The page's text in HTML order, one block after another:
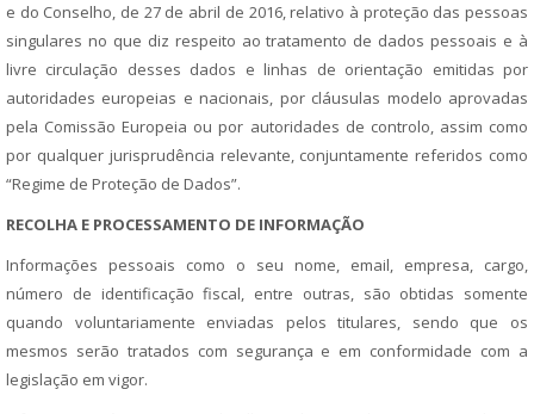
e do Conselho, de 27 de abril de 2016, relativo à proteção das pessoas
singulares no que diz respeito ao tratamento de dados pessoais e à
livre circulação desses dados e linhas de orientação emitidas por
autoridades europeias e nacionais, por cláusulas modelo aprovadas
pela Comissão Europeia ou por autoridades de controlo, assim como
por qualquer jurisprudência relevante, conjuntamente referidos como
“Regime de Proteção de Dados”.
RECOLHA E PROCESSAMENTO DE INFORMAÇÃO
Informações pessoais como o seu nome, email, empresa, cargo,
número de identificação fiscal, entre outras, são obtidas somente
quando voluntariamente enviadas pelos titulares, sendo que os
mesmos serão tratados com segurança e em conformidade com a
legislação em vigor.